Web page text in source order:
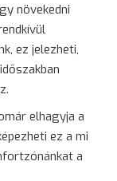
növekedni
ez jelezheti,
elhagyja a
ez a mi
a